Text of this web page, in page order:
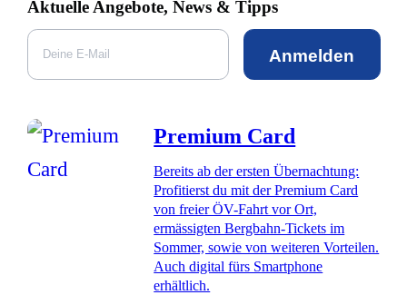
Aktuelle Angebote, News & Tipps
Anmelden
Premium Card
Bereits ab der ersten Übernachtung:
Profitierst du mit der Premium Card
von freier ÖV-Fahrt vor Ort,
ermässigten Bergbahn-Tickets im
Sommer, sowie von weiteren Vorteilen.
Auch digital fürs Smartphone
erhältlich.